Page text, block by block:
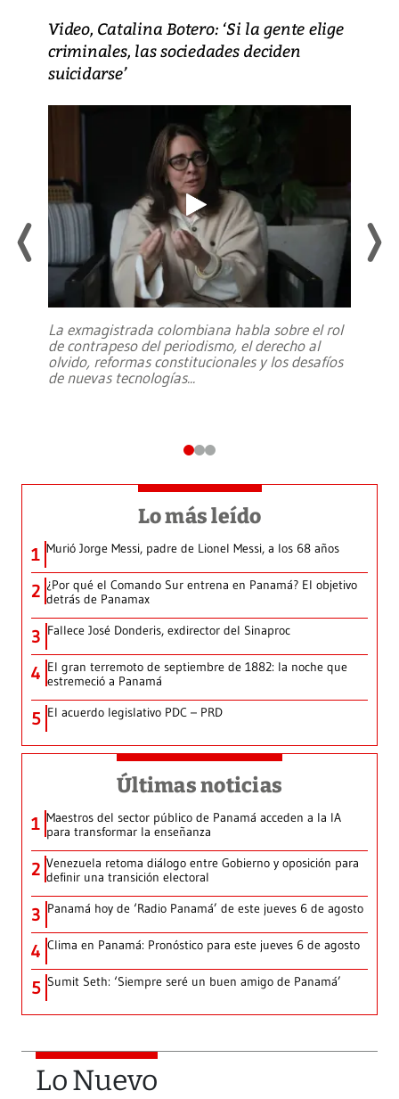
Video, Catalina Botero: ‘Si la gente elige
criminales, las sociedades deciden
suicidarse’
La exmagistrada colombiana habla sobre el rol
de contrapeso del periodismo, el derecho al
olvido, reformas constitucionales y los desafíos
de nuevas tecnologías...
Lo más leído
1 Murió Jorge Messi, padre de Lionel Messi, a los 68 años
2 ¿Por qué el Comando Sur entrena en Panamá? El objetivo
detrás de Panamax
3 Fallece José Donderis, exdirector del Sinaproc
4 El gran terremoto de septiembre de 1882: la noche que
estremeció a Panamá
5 El acuerdo legislativo PDC – PRD
Últimas noticias
1 Maestros del sector público de Panamá acceden a la IA
para transformar la enseñanza
2 Venezuela retoma diálogo entre Gobierno y oposición para
definir una transición electoral
3 Panamá hoy de ‘Radio Panamá’ de este jueves 6 de agosto
4 Clima en Panamá: Pronóstico para este jueves 6 de agosto
5 Sumit Seth: ‘Siempre seré un buen amigo de Panamá’
Lo Nuevo